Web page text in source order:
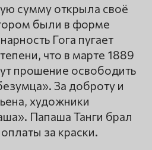
сумму открыла своё
были в форме
Гога пугает
что в марте 1889
прошение освободить
За доброту и
художники
Папаша Танги брал
за краски.